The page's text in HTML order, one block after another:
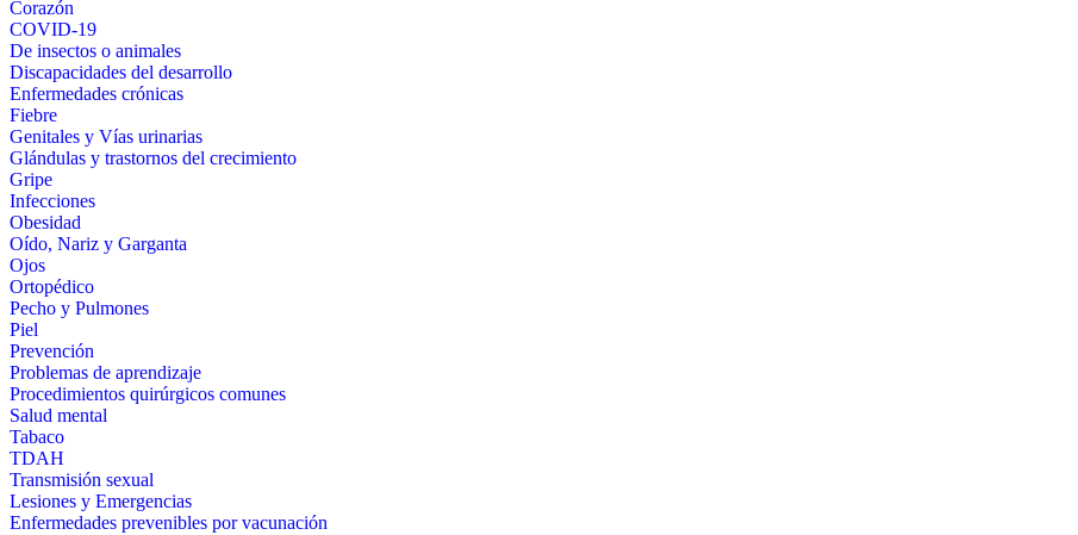
Corazón
COVID-19
De insectos o animales
Discapacidades del desarrollo
Enfermedades crónicas
Fiebre
Genitales y Vías urinarias
Glándulas y trastornos del crecimiento
Gripe
Infecciones
Obesidad
Oído, Nariz y Garganta
Ojos
Ortopédico
Pecho y Pulmones
Piel
Prevención
Problemas de aprendizaje
Procedimientos quirúrgicos comunes
Salud mental
Tabaco
TDAH
Transmisión sexual
Lesiones y Emergencias
Enfermedades prevenibles por vacunación